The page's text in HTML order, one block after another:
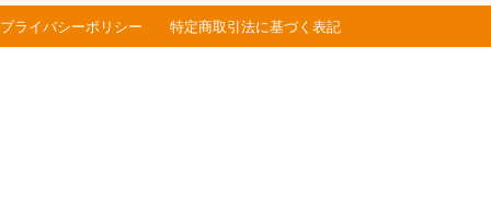
プライバシーポリシー 特定商取引法に基づく表記